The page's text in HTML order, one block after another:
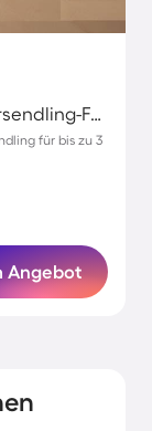
Obersendling, Thalkirchen-Obersendling-Forstenried-Fürstenried-Solln, München
für bis zu 3
Angebot